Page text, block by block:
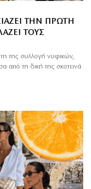
ΤΗΝ ΠΡΏΤΗ
ΤΟΥΣ
της συλλογή νυφικών,
από τη δική της σκοτεινά